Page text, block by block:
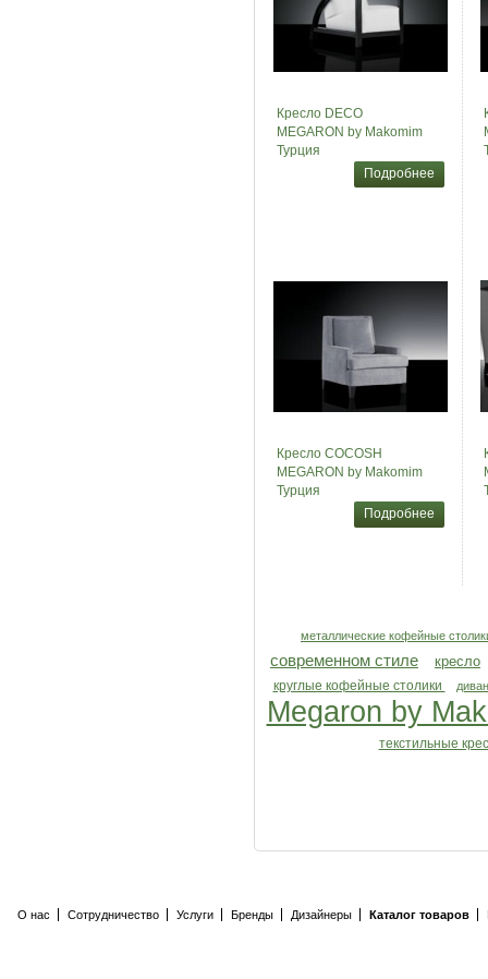
Кресло DECO
MEGARON by Makomim
Турция
Подробнее
Кресло COCOSH
MEGARON by Makomim
Турция
Подробнее
металлические кофейные
современном стиле кресло
круглые кофейные столики диван
Megaron by
текстильные
О нас Сотрудничество Услуги Бренды Дизайнеры Каталог товаров